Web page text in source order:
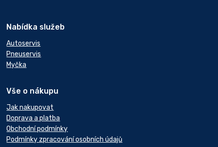
Nabídka služeb
Autoservis
Pneuservis
Myčka
Vše o nákupu
Jak nakupovat
Doprava a platba
Obchodní podmínky
Podmínky zpracování osobních údajů